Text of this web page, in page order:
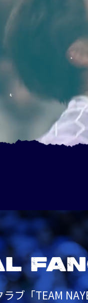
ブ「TEAM